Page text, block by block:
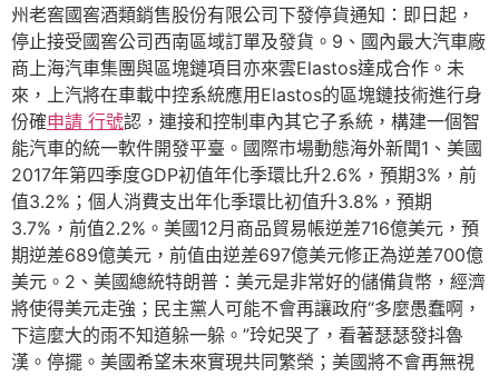
州老窖國窖酒類銷售股份有限公司下發停貨通知：即日起，
停止接受國窖公司西南區域訂單及發貨。9、國內最大汽車廠
商上海汽車集團與區塊鏈項目亦來雲Elastos達成合作。未
來，上汽將在車載中控系統應用Elastos的區塊鏈技術進行身
份確申請 行號認，連接和控制車內其它子系統，構建一個智
能汽車的統一軟件開發平臺。國際市場動態海外新聞1、美國
2017年第四季度GDP初值年化季環比升2.6%，預期3%，前
值3.2%；個人消費支出年化季環比初值升3.8%，預期
3.7%，前值2.2%。美國12月商品貿易帳逆差716億美元，預
期逆差689億美元，前值由逆差697億美元修正為逆差700億
美元。2、美國總統特朗普：美元是非常好的儲備貨幣，經濟
將使得美元走強；民主黨人可能不會再讓政府“多麼愚蠢啊，
下這麼大的雨不知道躲一躲。”玲妃哭了，看著瑟瑟發抖魯
漢。停擺。美國希望未來實現共同繁榮；美國將不會再無視